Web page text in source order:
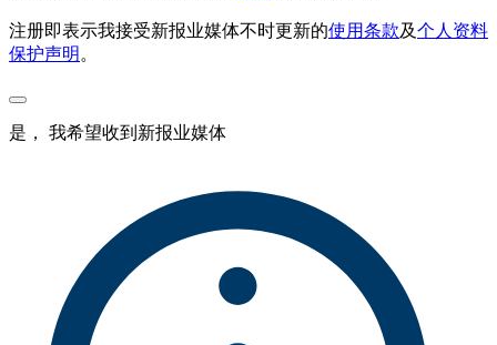
注册即表示我接受新报业媒体不时更新的使用条款及个人资料
保护声明 。
是， 我希望收到新报业媒体